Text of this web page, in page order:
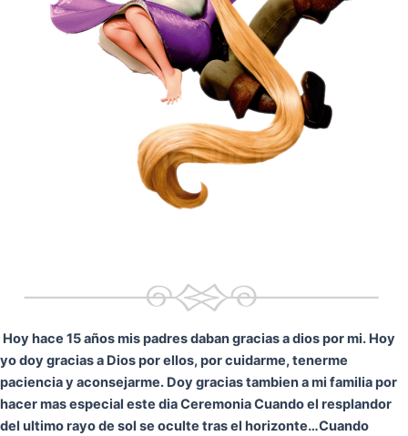
Hoy hace 15 años mis padres daban gracias a dios por mi. Hoy
yo doy gracias a Dios por ellos, por cuidarme, tenerme
paciencia y aconsejarme. Doy gracias tambien a mi familia por
hacer mas especial este dia CeremoniaCuando el resplandor
del ultimo rayo de sol se oculte tras el horizonte…Cuando